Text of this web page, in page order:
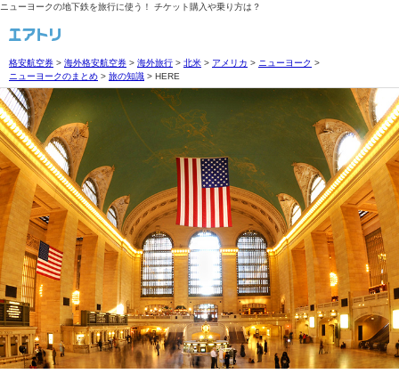
ニューヨークの地下鉄を旅行に使う！ チケット購入や乗り方は？
格安航空券 > 海外格安航空券 > 海外旅行 > 北米 > アメリカ > ニューヨーク >
ニューヨークのまとめ > 旅の知識 > HERE